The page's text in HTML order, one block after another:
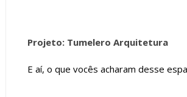
Projeto: Tumelero Arquitetura
E aí, o que vocês acharam desse